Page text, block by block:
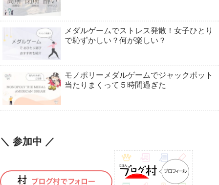
メダルゲームでストレス発散！女子ひとり
で恥ずかしい？何が楽しい？
モノポリーメダルゲームでジャックポット
当たりまくって５時間過ぎた
＼ 参加中 ／